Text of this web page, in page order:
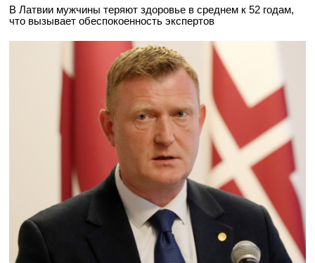
В Латвии мужчины теряют здоровье в среднем к 52 годам,
что вызывает обеспокоенность экспертов